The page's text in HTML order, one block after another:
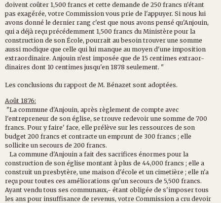
doivent coûter 1,500 francs et cette demande de 250 francs n'étant
pas exagérée, votre Commission vous prie de l'appuyer. Si nous lui
avons donné le dernier rang c'est que nous avons pensé qu'Anjouin,
qui a déjà reçu précédemment 1,500 francs du Ministère pour la
construction de son École, pourrait au besoin trouver une somme
aussi modique que celle qui lui manque au moyen d'une imposition
extraordinaire. Anjouin n'est imposée que de 15 centimes extraor-
dinaires dont 10 centimes jusqu'en 1878 seulement. "
Les conclusions du rapport de M. Bénazet sont adoptées.
Août 1876:
"La commune d'Anjouin, après règlement de compte avec
l'entrepreneur de son église, se trouve redevoir une somme de 700
francs. Pour y faire' face, elle prélève sur les ressources de son
budget 200 francs et contracte un emprunt de 300 francs ; elle
sollicite un secours de 200 francs.
La commune d'Anjouin a fait des sacrifices énormes pour la
construction de son église montant à plus de 44,000 francs ; elle a
construit un presbytère, une maison d'école et un cimetière ; elle n'a
reçu pour toutes ces améliorations qu'un secours de 5,500 francs.
Ayant vendu tous ses communaux,- étant obligée de s'imposer tous
les ans pour insuffisance de revenus, votre Commission a cru devoir